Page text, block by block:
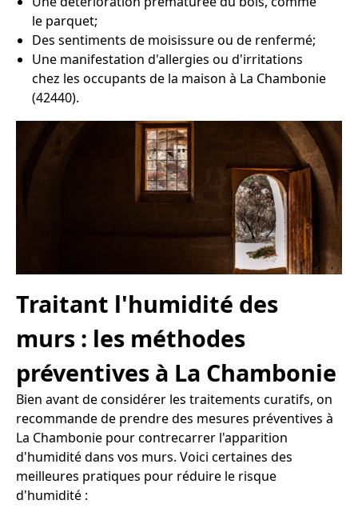
le parquet;
Des sentiments de moisissure ou de renfermé;
Une manifestation d'allergies ou d'irritations
chez les occupants de la maison à La Chambonie
(42440).
Traitant l'humidité des
murs : les méthodes
préventives à La Chambonie
Bien avant de considérer les traitements curatifs, on
recommande de prendre des mesures préventives à
La Chambonie pour contrecarrer l'apparition
d'humidité dans vos murs. Voici certaines des
meilleures pratiques pour réduire le risque
d'humidité :